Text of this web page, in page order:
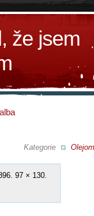
že jsem
Kategorie
97 × 130.